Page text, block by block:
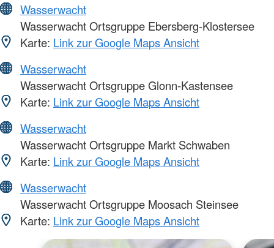
Wasserwacht
Wasserwacht Ortsgruppe Ebersberg-Klostersee
Karte: Link zur Google Maps Ansicht
Wasserwacht
Wasserwacht Ortsgruppe Glonn-Kastensee
Karte: Link zur Google Maps Ansicht
Wasserwacht
Wasserwacht Ortsgruppe Markt Schwaben
Karte: Link zur Google Maps Ansicht
Wasserwacht
Wasserwacht Ortsgruppe Moosach Steinsee
Karte: Link zur Google Maps Ansicht